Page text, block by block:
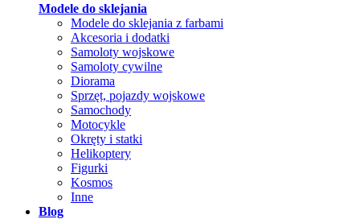
Modele do sklejania
Modele do sklejania z farbami
Akcesoria i dodatki
Samoloty wojskowe
Samoloty cywilne
Diorama
Sprzęt, pojazdy wojskowe
Samochody
Motocykle
Okręty i statki
Helikoptery
Figurki
Kosmos
Inne
Blog